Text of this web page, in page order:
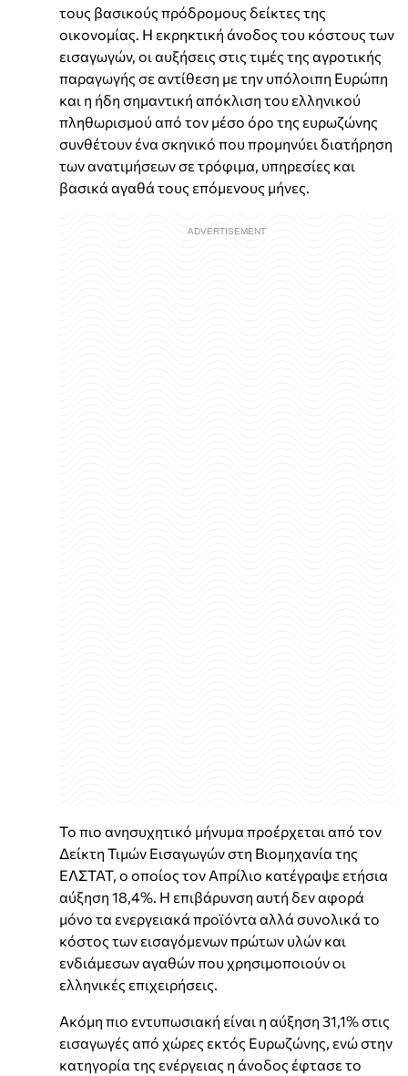
τους βασικούς πρόδρομους δείκτες της
οικονομίας. Η εκρηκτική άνοδος του κόστους των
εισαγωγών, οι αυξήσεις στις τιμές της αγροτικής
παραγωγής σε αντίθεση με την υπόλοιπη Ευρώπη
και η ήδη σημαντική απόκλιση του ελληνικού
πληθωρισμού από τον μέσο όρο της ευρωζώνης
συνθέτουν ένα σκηνικό που προμηνύει διατήρηση
των ανατιμήσεων σε τρόφιμα, υπηρεσίες και
βασικά αγαθά τους επόμενους μήνες.
Το πιο ανησυχητικό μήνυμα προέρχεται από τον
Δείκτη Τιμών Εισαγωγών στη Βιομηχανία της
ΕΛΣΤΑΤ, ο οποίος τον Απρίλιο κατέγραψε ετήσια
αύξηση 18,4%. Η επιβάρυνση αυτή δεν αφορά
μόνο τα ενεργειακά προϊόντα αλλά συνολικά το
κόστος των εισαγόμενων πρώτων υλών και
ενδιάμεσων αγαθών που χρησιμοποιούν οι
ελληνικές επιχειρήσεις.
Ακόμη πιο εντυπωσιακή είναι η αύξηση 31,1% στις
εισαγωγές από χώρες εκτός Ευρωζώνης, ενώ στην
κατηγορία της ενέργειας η άνοδος έφτασε το